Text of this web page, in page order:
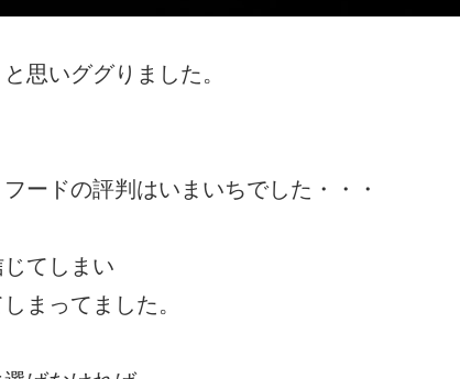
思いググりました。
ードの評判はいまいちでした・・・
てしまい
まってました。